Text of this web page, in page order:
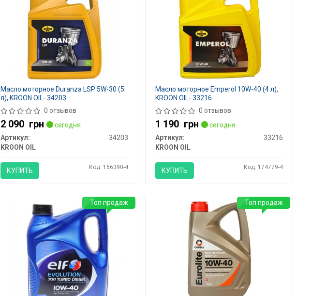
Масло моторное Duranza LSP 5W-30 (5
л), KROON OIL- 34203
0 отзывов
2 090 грн
сегодня
Артикул:
34203
KROON OIL
КУПИТЬ Код: 166390-4
Масло моторное Emperol 10W-40 (4 л),
KROON OIL- 33216
0 отзывов
1 190 грн
сегодня
Артикул:
33216
KROON OIL
КУПИТЬ Код: 174779-4
Топ продаж Топ продаж